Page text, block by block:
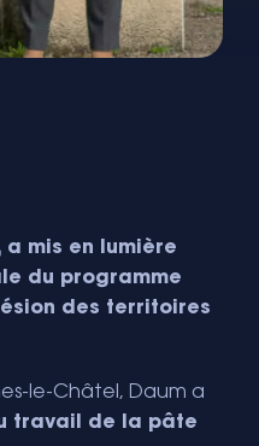
mis en lumière
du programme
des territoires
le-Châtel, Daum a
travail de la pâte